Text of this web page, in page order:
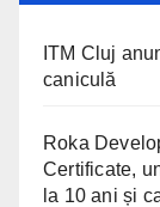
ITM Cluj
caniculă
Roka
Certificate,
la 10 ani și